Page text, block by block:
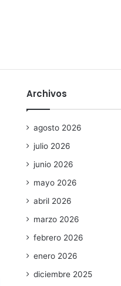
Archivos
agosto 2026
julio 2026
junio 2026
mayo 2026
abril 2026
marzo 2026
febrero 2026
enero 2026
diciembre 2025